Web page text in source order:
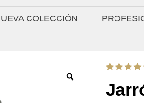
COLECCIÓN
con
de 5